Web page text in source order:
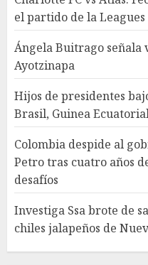
el partido de la Leagues
Ángela Buitrago señala
Ayotzinapa
Hijos de presidentes
Brasil, Guinea
Colombia despide al
Petro tras cuatro años
desafíos
Investiga Ssa brote de
chiles jalapeños de
4
de
5